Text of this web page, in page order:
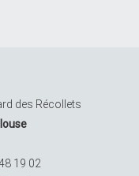
des Récollets
19 02